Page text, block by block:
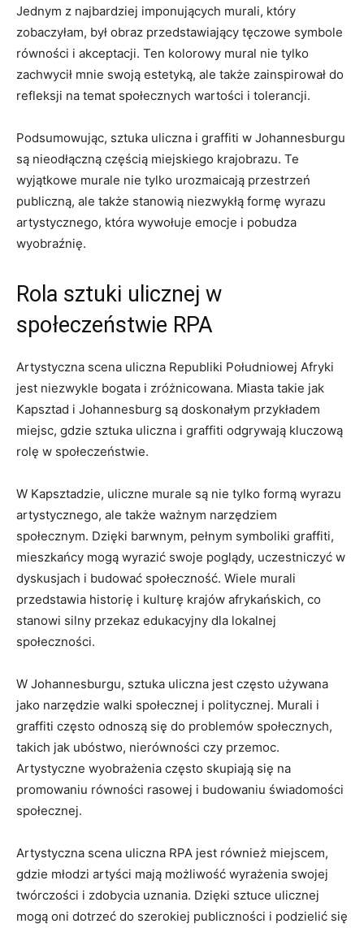
Jednym z ⁤najbardziej imponujących murali, który
zobaczyłam, był obraz przedstawiający⁤ tęczowe symbole
równości i⁢ akceptacji. Ten kolorowy mural‌ nie tylko ​
zachwycił‍ mnie swoją estetyką, ale także zainspirował do
refleksji na ⁣temat społecznych wartości i tolerancji.
Podsumowując, sztuka uliczna i graffiti w Johannesburgu
są nieodłączną częścią miejskiego⁣ krajobrazu. Te ​
wyjątkowe murale‍ nie tylko urozmaicają przestrzeń
publiczną, ale także stanowią niezwykłą formę wyrazu
artystycznego, która wywołuje emocje i pobudza
wyobraźnię.
Rola sztuki ulicznej⁣ w
społeczeństwie RPA
Artystyczna scena uliczna Republiki Południowej Afryki
jest niezwykle bogata i zróżnicowana. Miasta takie jak
Kapsztad i Johannesburg są doskonałym⁢ przykładem
miejsc, ‍gdzie sztuka‌ uliczna i graffiti odgrywają kluczową
rolę w społeczeństwie.
W Kapsztadzie, uliczne murale‍ są nie tylko ⁢formą wyrazu
artystycznego, ale ⁣także ⁣ważnym ⁢narzędziem
społecznym. Dzięki ⁣barwnym, pełnym symboliki graffiti,
⁣mieszkańcy ‌mogą wyrazić ⁢swoje poglądy, uczestniczyć w
dyskusjach i budować społeczność. Wiele murali
przedstawia historię i kulturę krajów afrykańskich, co
stanowi silny⁤ przekaz edukacyjny dla lokalnej
społeczności.
W Johannesburgu,⁤ sztuka uliczna jest często używana
jako narzędzie ‌walki społecznej i politycznej.⁣ Murali i
graffiti często odnoszą się⁣ do problemów społecznych,
takich jak ubóstwo, nierówności czy przemoc.
Artystyczne wyobrażenia‌ często ⁢skupiają się na
promowaniu równości rasowej i budowaniu ‌świadomości
społecznej.
Artystyczna ⁣scena uliczna RPA ⁤jest ‍również miejscem, ​
gdzie młodzi artyści mają możliwość wyrażenia⁢ swojej
twórczości⁤ i⁤ zdobycia uznania. ​Dzięki sztuce ​ulicznej
mogą oni dotrzeć do szerokiej publiczności i podzielić się